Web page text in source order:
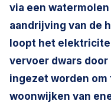
via een
aandrijving van de
loopt het
vervoer dwars
ingezet worden
woonwijken van